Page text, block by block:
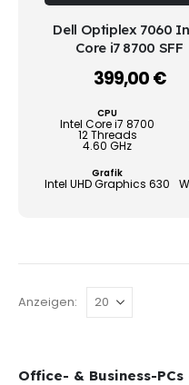
WÄHLEN
Dell Optiplex 7060
Core i7 8700 SFF
399,00€–
CPU
Intel Core i7 8700
12 Threads
4.60 GHz
Grafik
Intel UHD Graphics 630
Anzeigen:
Office- & Business-